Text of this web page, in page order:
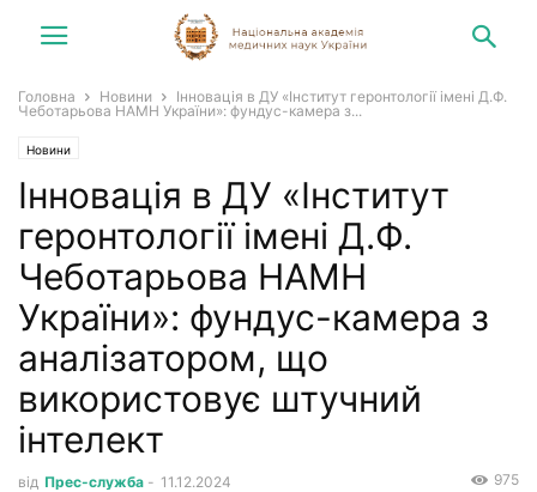
Головна Новини
Інновація в ДУ «Інститут геронтології імені Д.Ф.
Чеботарьова НАМН України»: фундус-камера з...
Новини
Інновація в ДУ «Інститут
геронтології імені Д.Ф.
Чеботарьова НАМН
України»: фундус-камера з
аналізатором, що
використовує штучний
інтелект
від Прес-служба - 11.12.2024 975